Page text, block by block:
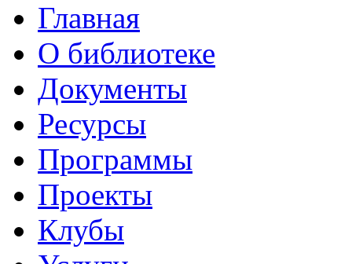
Главная
О библиотеке
Документы
Ресурсы
Программы
Проекты
Клубы